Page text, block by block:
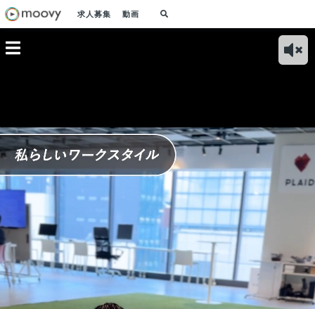
求人募集 動画
長ス
から
に？
私の好きな零道 〜
情熱やアイディアを
チームで共有し、熱
狂を伝播〜
藤原さんの意外な一
面 〜顧客志向でヤ
ンチャな方〜
私の好きな零道 〜
インパクトのある目
標達成を〜
を〜